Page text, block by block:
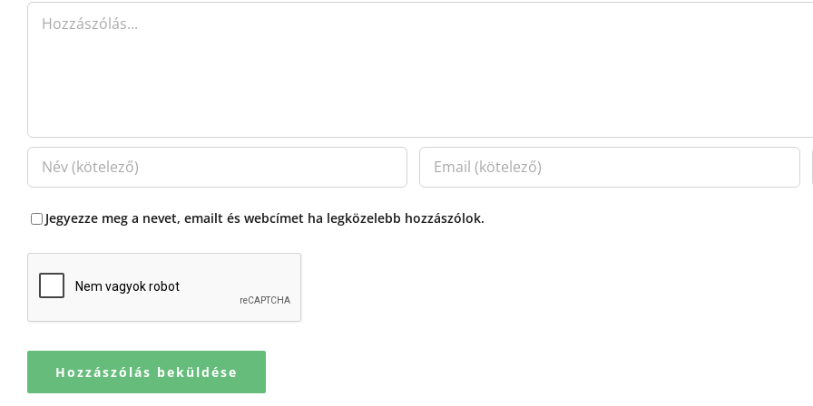
ÜZEMELTETŐ ADATAI: